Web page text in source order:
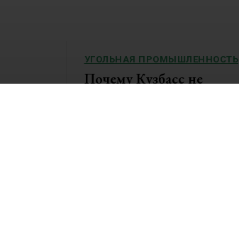
УГОЛЬНАЯ ПРОМЫШЛЕННОСТЬ
Почему Кузбасс не